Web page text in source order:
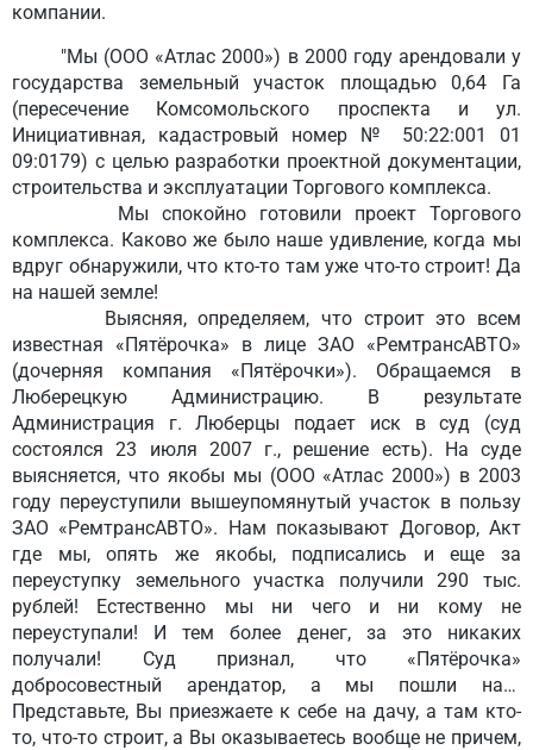
компании.
"Мы (ООО «Атлас 2000») в 2000 году арендовали у
государства земельный участок площадью 0,64 Га
(пересечение Комсомольского проспекта и ул.
Инициативная, кадастровый номер № 50:22:001 01
09:0179) с целью разработки проектной документации,
строительства и эксплуатации Торгового комплекса.
Мы спокойно готовили проект Торгового
комплекса. Каково же было наше удивление, когда мы
вдруг обнаружили, что кто-то там уже что-то строит! Да
на нашей земле!
Выясняя, определяем, что строит это всем
известная «Пятёрочка» в лице ЗАО «РемтрансАВТО»
(дочерняя компания «Пятёрочки»). Обращаемся в
Люберецкую Администрацию. В результате
Администрация г. Люберцы подает иск в суд (суд
состоялся 23 июля 2007 г., решение есть). На суде
выясняется, что якобы мы (ООО «Атлас 2000») в 2003
году переуступили вышеупомянутый участок в пользу
ЗАО «РемтрансАВТО». Нам показывают Договор, Акт
где мы, опять же якобы, подписались и еще за
переуступку земельного участка получили 290 тыс.
рублей! Естественно мы ни чего и ни кому не
переуступали! И тем более денег, за это никаких
получали! Суд признал, что «Пятёрочка»
добросовестный арендатор, а мы пошли на…
Представьте, Вы приезжаете к себе на дачу, а там кто-
то, что-то строит, а Вы оказываетесь вообще не причем,